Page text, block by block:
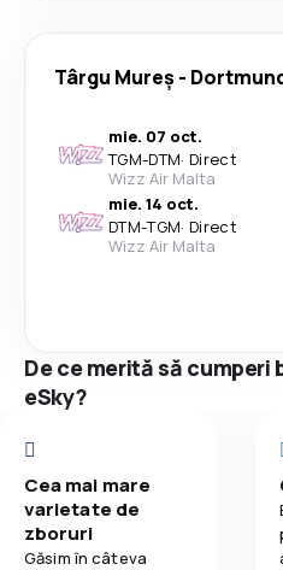
Târgu Mureș -
mie. 07 oct.
TGM-DTM· Direct
Wizz Air Malta
mie. 14 oct.
DTM-TGM· Direct
Wizz Air Malta
De ce merită să cumperi
eSky?
Cea mai mare
varietate de
zboruri
Găsim în câteva